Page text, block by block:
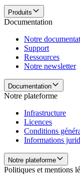
Produits
Documentation
Notre
Support
Ressources
Notre newsletter
Documentation
Notre plateforme
Infrastructure
Licences
Conditions
Informations
Notre plateforme
Politiques et mentions